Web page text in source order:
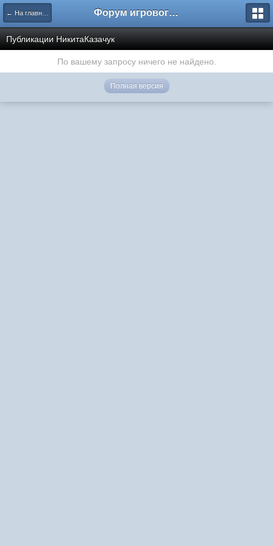
← На главную Форум игрового проекта Riverrise
Публикации НикитаКазачук
По вашему запросу ничего не найдено.
Полная версия